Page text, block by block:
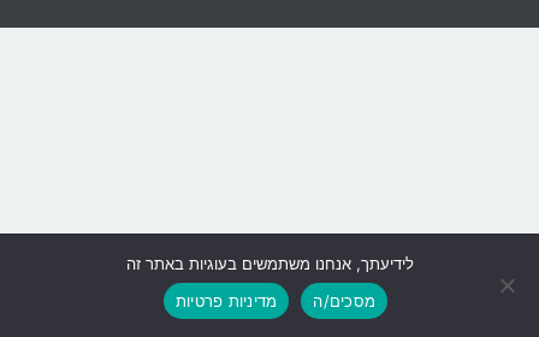
גלילה
לראש
לידיעתך, אנחנו משתמשים בעוגיות באתר זה
מסכים/ה
מדיניות פרטיות